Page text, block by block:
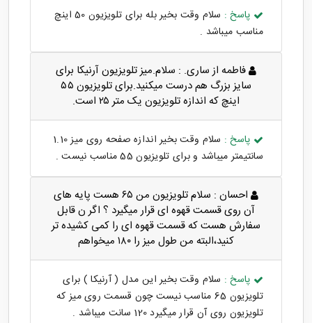
پاسخ :
سلام وقت بخیر بله برای تلویزیون 50 اینچ
مناسب میباشد .
فاطمه از ساری. : سلام.میز تلویزیون آرنیکا برای
سایز بزرگ هم درست میکنید.برای تلویزیون ۵۵
اینچ که اندازه تلویزیون یک متر ۲۵ است.
پاسخ :
سلام وقت بخیر اندازه صفحه روی میز 1.10
سانتیمتر میباشد و برای تلویزیون 55 مناسب نیست .
احسان :
سلام تلویزیون من ۶۵ هست پایه های
آن روی قسمت قهوه ای قرار میگیرد ؟ اگر ن قابل
سفارش هست که قسمت قهوه ای را کمی کشیده تر
کنید،البته من طول میز را ۱۸۰ میخواهم
پاسخ : سلام وقت بخیر این مدل ( آرنیکا ) برای
تلویزیون 65 مناسب نیست چون قسمت روی میز که
تلویزیون روی آن قرار میگیرد 120 سانت میباشد .